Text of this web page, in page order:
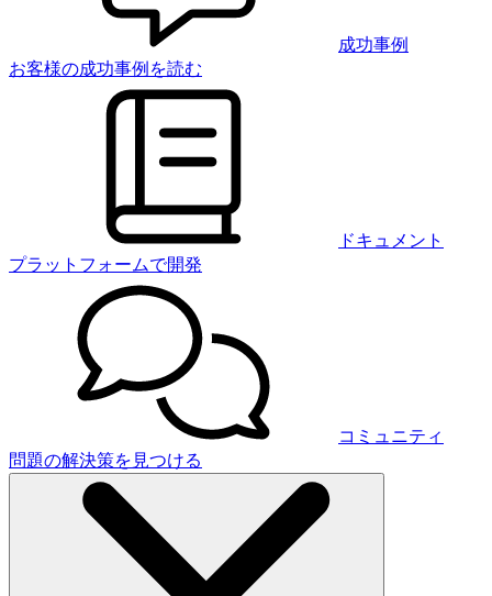
成功事例
お客様の成功事例を読む
ドキュメント
プラットフォームで開発
コミュニティ
問題の解決策を見つける